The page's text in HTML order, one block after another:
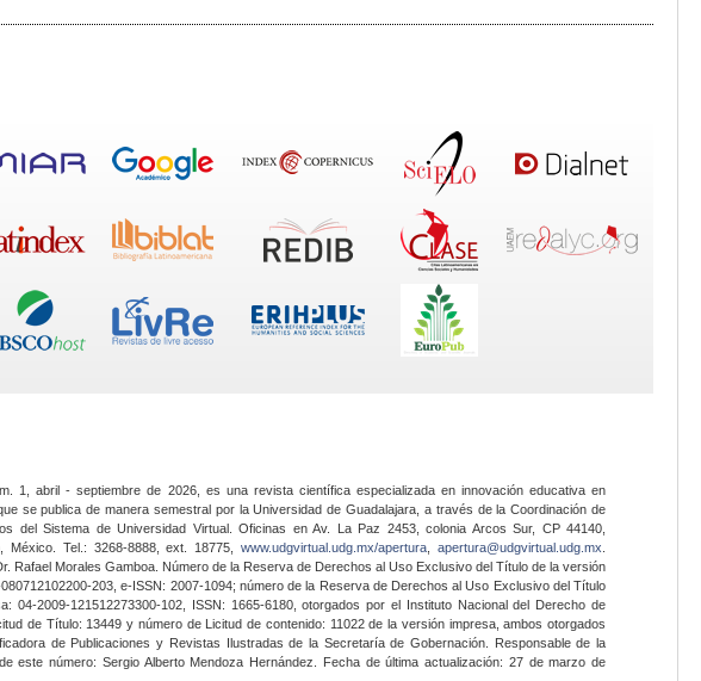
1, abril - septiembre de 2026, es una revista científica especializada en innovación educativa en
se publica de manera semestral por la Universidad de Guadalajara, a través de la Coordinación de
del Sistema de Universidad Virtual. Oficinas en Av. La Paz 2453, colonia Arcos Sur, CP 44140,
México. Tel.: 3268-8888, ext. 18775,www.udgvirtual.udg.mx/apertura apertura@udgvirtual.udg.mx
Rafael Morales Gamboa. Número de la Reserva de Derechos al Uso Exclusivo del Título de la versión
203, e-ISSN: 2007-1094; número de la Reserva de Derechos al Uso Exclusivo del Título
04-2009-121512273300-102, ISSN: 1665-6180, otorgados por el Instituto Nacional del Derecho de
de Título: 13449 y número de Licitud de contenido: 11022 de la versión impresa, ambos otorgados
de Publicaciones y Revistas Ilustradas de la Secretaría de Gobernación. Responsable de la
este número: Sergio Alberto Mendoza Hernández. Fecha de última actualización: 27 de marzo de